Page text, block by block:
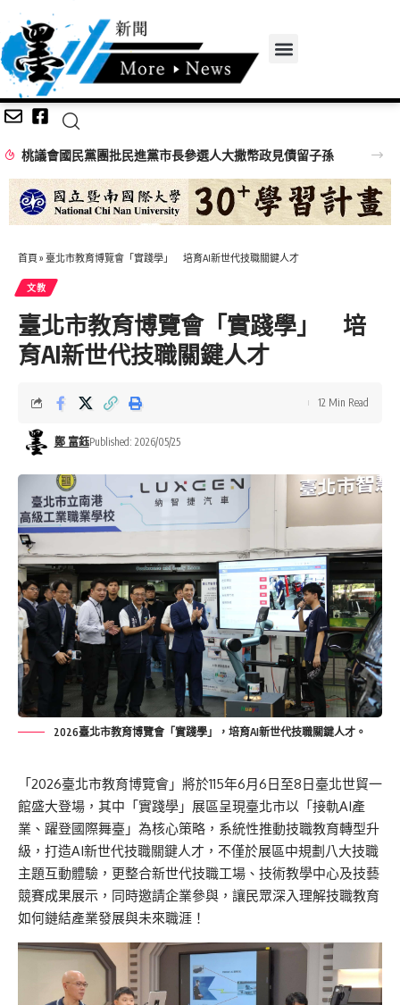
桃議會國民黨團批民進黨市長參選人大撒幣政見債留子孫
首頁 » 臺北市教育博覽會「實踐學」 培育AI新世代技職關鍵人才
文教
臺北市教育博覽會「實踐學」 培
育AI新世代技職關鍵人才
鄭 富鈺Published: 2026/05/25
12 Min Read
2026臺北市教育博覽會「實踐學」，培育AI新世代技職關鍵人才。
「2026臺北市教育博覽會」將於115年6月6日至8日臺北世貿一
館盛大登場，其中「實踐學」展區呈現臺北市以「接軌AI產
業、躍登國際舞臺」為核心策略，系統性推動技職教育轉型升
級，打造AI新世代技職關鍵人才，不僅於展區中規劃八大技職
主題互動體驗，更整合新世代技職工場、技術教學中心及技藝
競賽成果展示，同時邀請企業參與，讓民眾深入理解技職教育
如何鏈結產業發展與未來職涯！